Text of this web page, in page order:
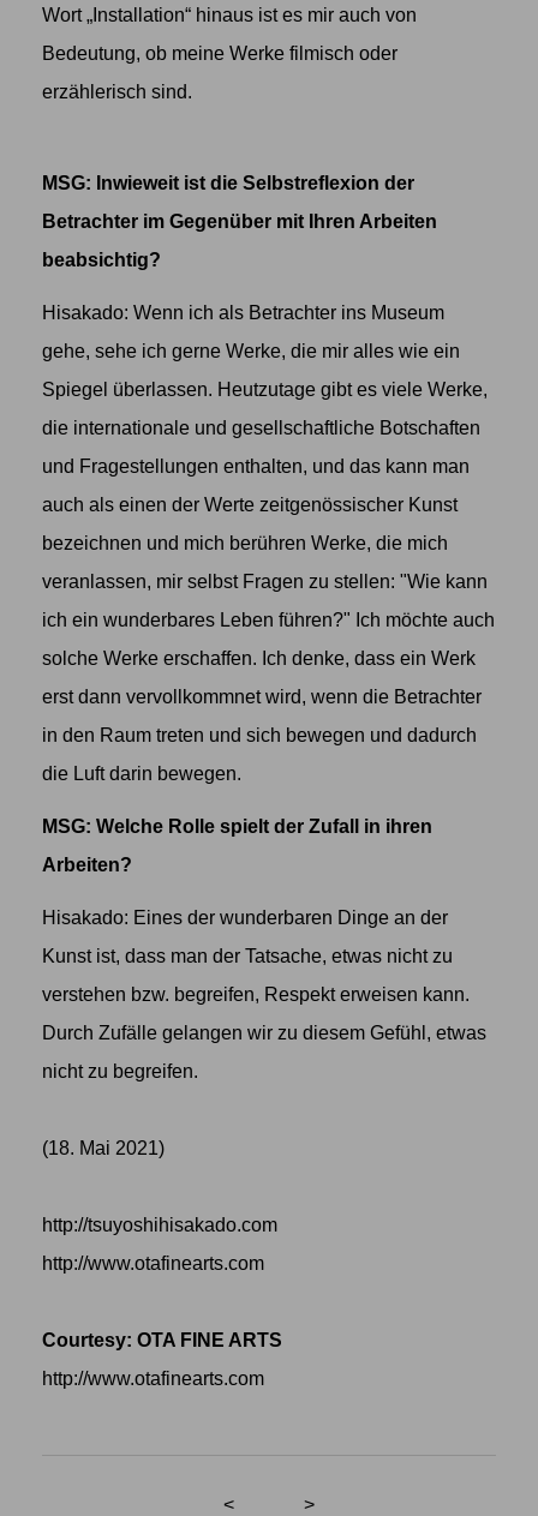
Wort „Installation“ hinaus ist es mir auch von
Bedeutung, ob meine Werke filmisch oder
erzählerisch sind.
MSG: Inwieweit ist die Selbstreflexion der
Betrachter im Gegenüber mit Ihren Arbeiten
beabsichtig?
Hisakado: Wenn ich als Betrachter ins Museum
gehe, sehe ich gerne Werke, die mir alles wie ein
Spiegel überlassen. Heutzutage gibt es viele Werke,
die internationale und gesellschaftliche Botschaften
und Fragestellungen enthalten, und das kann man
auch als einen der Werte zeitgenössischer Kunst
bezeichnen und mich berühren Werke, die mich
veranlassen, mir selbst Fragen zu stellen: "Wie kann
ich ein wunderbares Leben führen?" Ich möchte auch
solche Werke erschaffen. Ich denke, dass ein Werk
erst dann vervollkommnet wird, wenn die Betrachter
in den Raum treten und sich bewegen und dadurch
die Luft darin bewegen.
MSG: Welche Rolle spielt der Zufall in ihren
Arbeiten?
Hisakado: Eines der wunderbaren Dinge an der
Kunst ist, dass man der Tatsache, etwas nicht zu
verstehen bzw. begreifen, Respekt erweisen kann.
Durch Zufälle gelangen wir zu diesem Gefühl, etwas
nicht zu begreifen.
(18. Mai 2021)
http://tsuyoshihisakado.com
http://www.otafinearts.com
Courtesy: OTA FINE ARTS
http://www.otafinearts.com
< >